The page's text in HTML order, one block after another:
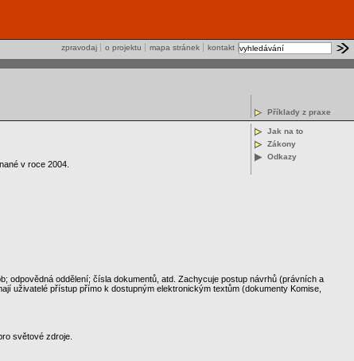
kontakt
mapa stránek
o projektu
zpravodaj
Příklady z praxe
Jak na to
Zákony
Odkazy
v roce 2004.
odpovědná oddělení; čísla dokumentů, atd. Zachycuje postup návrhů (právních a
uživatelé přístup přímo k dostupným elektronickým textům (dokumenty Komise,
světové zdroje.